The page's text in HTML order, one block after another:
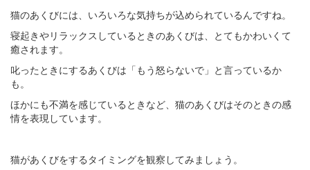
猫のあくびには、いろいろな気持ちが込められているんですね。
寝起きやリラックスしているときのあくびは、とてもかわいくて
癒されます。
叱ったときにするあくびは「もう怒らないで」と言っているか
も。
ほかにも不満を感じているときなど、猫のあくびはそのときの感
情を表現しています。
猫があくびをするタイミングを観察してみましょう。